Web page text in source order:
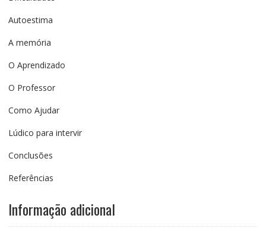
Autoestima
A memória
O Aprendizado
O Professor
Como Ajudar
Lúdico para intervir
Conclusões
Referências
Informação adicional